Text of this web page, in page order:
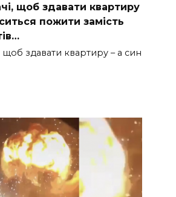
щоб здавати квартиру
пожити замість
щоб здавати квартиру – а син